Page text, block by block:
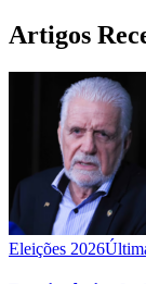
Artigos
Eleições 2026